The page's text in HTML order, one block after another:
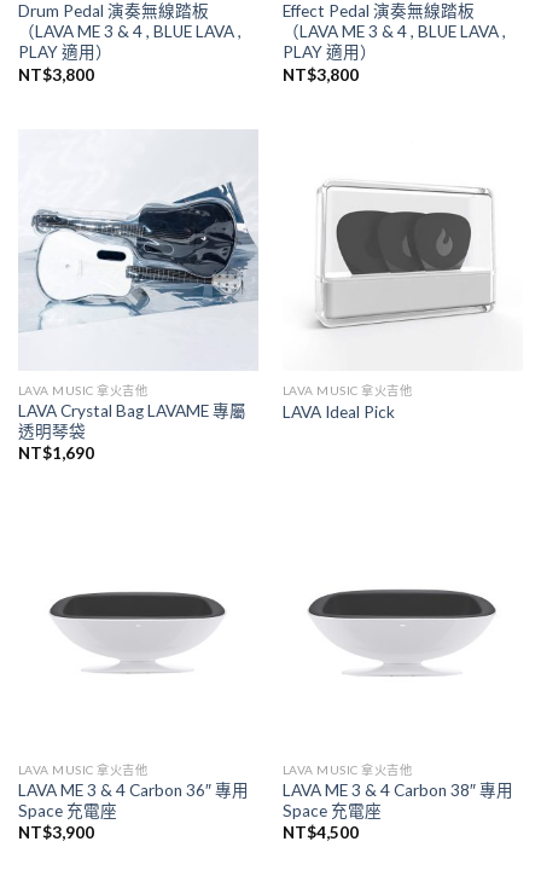
Drum Pedal 演奏無線踏板
（LAVA ME 3 & 4 , BLUE LAVA ,
PLAY 適用）
NT$3,800
Effect Pedal 演奏無線踏板
（LAVA ME 3 & 4 , BLUE LAVA ,
PLAY 適用）
NT$3,800
LAVA MUSIC 拿火吉他
LAVA Crystal Bag LAVAME 專屬
透明琴袋
NT$1,690
LAVA MUSIC 拿火吉他
LAVA Ideal Pick
LAVA MUSIC 拿火吉他
LAVA ME 3 & 4 Carbon 36″ 專用
Space 充電座
NT$3,900
LAVA MUSIC 拿火吉他
LAVA ME 3 & 4 Carbon 38″ 專用
Space 充電座
NT$4,500